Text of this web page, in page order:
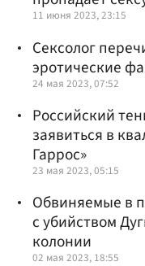
11 июня 2023, 23:15
Сексолог
эротические
24 мая 2023, 07:52
Российский
заявиться в
Гаррос»
23 мая 2023, 05:15
Обвиняемые в
с убийством
колонии
02 мая 2023, 18:55